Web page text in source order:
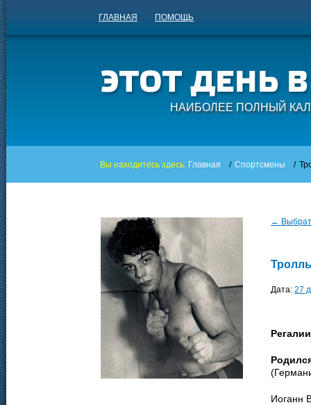
ГЛАВНАЯ ПОМОЩЬ
НАИБОЛЕЕ ПОЛНЫЙ
Вы находитесь здесь: Главная / Спортсмены /
←
Дата: 27
Иоганн